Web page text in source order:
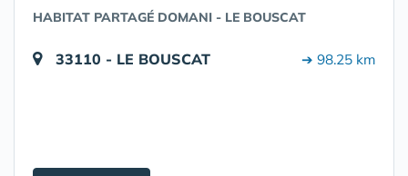
HABITAT PARTAGÉ DOMANI - LE BOUSCAT
33110 - LE BOUSCAT ➔ 98.25 km